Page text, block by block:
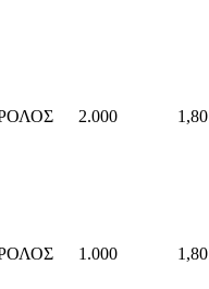
2.000 1,80
1.000 1,80